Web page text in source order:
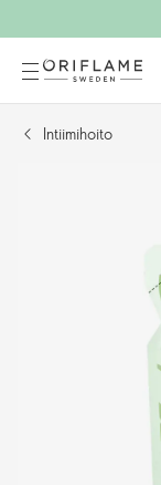
Intiimihoito